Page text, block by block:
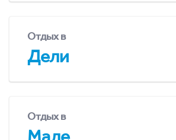
Отдых в
Дели
Отдых в